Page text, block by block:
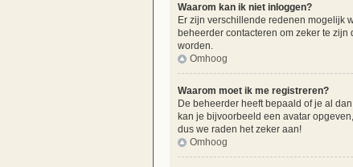
Waarom kan ik niet inloggen?
Er zijn verschillende redenen mogelijk
beheerder contacteren om zeker te
worden.
Omhoog
Waarom moet ik me registreren?
De beheerder heeft bepaald of je al
kan je bijvoorbeeld een avatar
dus we raden het zeker aan!
Omhoog